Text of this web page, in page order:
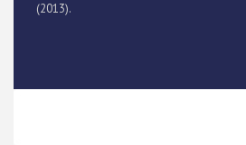
(2013).